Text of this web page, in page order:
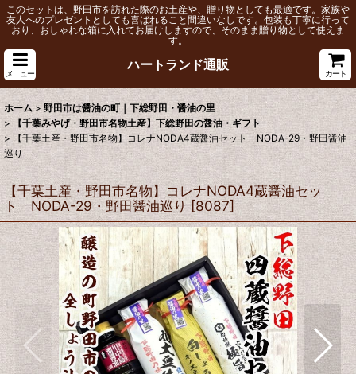
このセットは、野田市を訪れた際のお土産や、贈り物としても最適です。家族や
友人へのプレゼントとしても喜ばれること間違いなしです。包装も丁寧に行って
おり、おしゃれな箱に入れてお届けしますので、そのまま贈り物として使えま
す。
メニュー
ハートランド通販
カート
ホーム > 野田市は醤油の町｜下総野田・醤油の里
>
【千葉みやげ・野田市名物土産】下総野田の醤油・ギフト
> 【千葉土産・野田市名物】コレナNODA4蔵醤油セット NODA-29・野田醤油
巡り
【千葉土産・野田市名物】コレナNODA4蔵醤油セッ
ト NODA-29・野田醤油巡り [8087]